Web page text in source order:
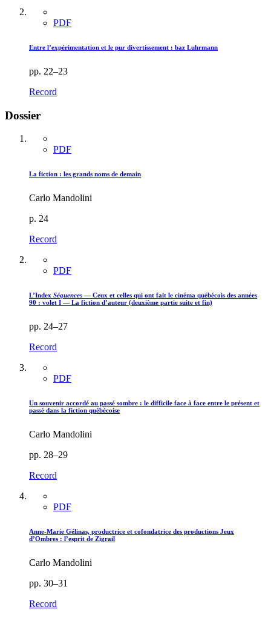
PDF
Entre l’expérimentation et le pur divertissement : baz Luhrmann
pp. 22–23
Record
Dossier
PDF
La fiction : les grands noms de demain
Carlo Mandolini
p. 24
Record
PDF
L’Index Séquences — Ceux et celles qui ont fait le cinéma québécois des années
90 : volet I — La fiction d’auteur (deuxième partie suite et fin)
pp. 24–27
Record
PDF
Un souvenir accordé au passé sombre : le difficile face à face entre le présent et
passé dans la fiction québécoise
Carlo Mandolini
pp. 28–29
Record
PDF
Anne-Marie Gélinas, productrice et cofondatrice des productions Jeux
d’Ombres : l’esprit de Zigrail
Carlo Mandolini
pp. 30–31
Record